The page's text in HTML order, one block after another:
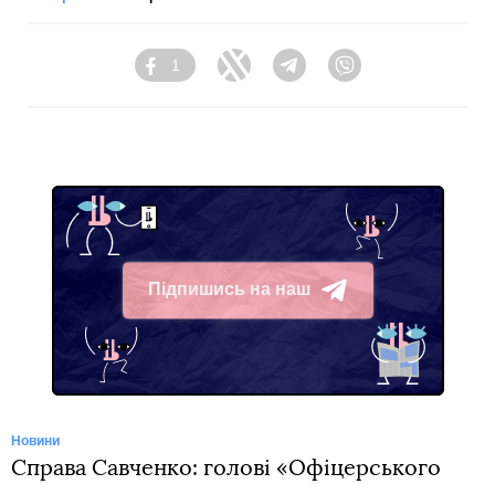
Facebook
1
Twitter TelegramViber
Підпишись на наш
Telegram
Новини
Справа Савченко: голові «Офіцерського